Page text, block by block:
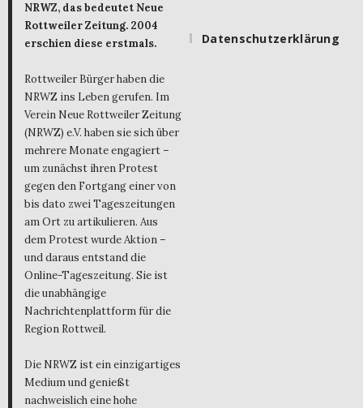
NRWZ, das bedeutet Neue
Rottweiler Zeitung. 2004
erschien diese erstmals.
Rottweiler Bürger haben die
NRWZ ins Leben gerufen. Im
Verein Neue Rottweiler Zeitung
(NRWZ) e.V. haben sie sich über
mehrere Monate engagiert –
um zunächst ihren Protest
gegen den Fortgang einer von
bis dato zwei Tageszeitungen
am Ort zu artikulieren. Aus
dem Protest wurde Aktion –
und daraus entstand die
Online-Tageszeitung. Sie ist
die unabhängige
Nachrichtenplattform für die
Region Rottweil.
Die NRWZ ist ein einzigartiges
Medium und genießt
nachweislich eine hohe
Datenschutzerklärung